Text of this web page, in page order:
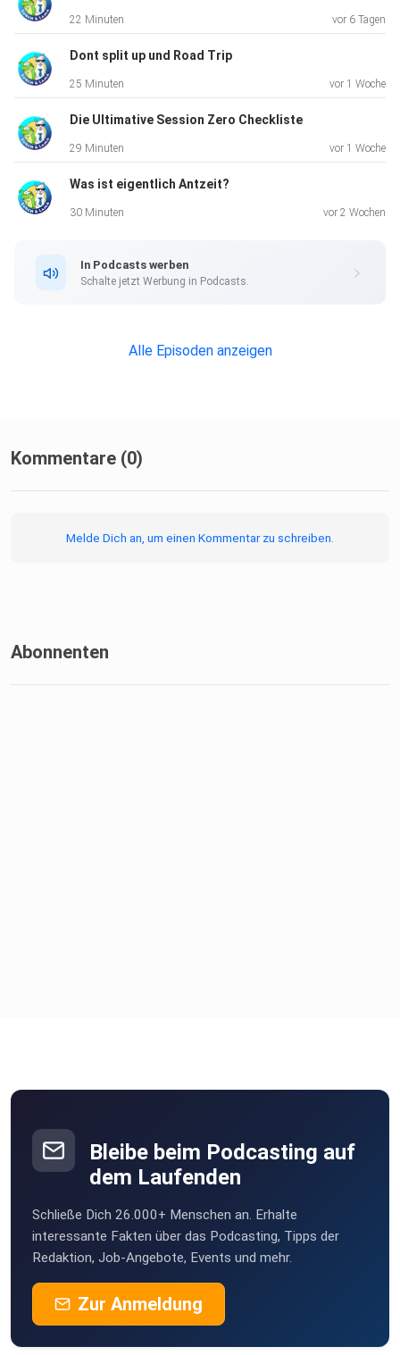
22 Minuten vor 6 Tagen
Dont split up und Road Trip
25 Minuten vor 1 Woche
Die Ultimative Session Zero Checkliste
29 Minuten vor 1 Woche
Was ist eigentlich Antzeit?
30 Minuten vor 2 Wochen
In Podcasts werben
Schalte jetzt Werbung in Podcasts.
Alle Episoden anzeigen
Kommentare (0)
Melde Dich an, um einen Kommentar zu schreiben.
Abonnenten
Bleibe beim Podcasting auf
dem Laufenden
Schließe Dich 26.000+ Menschen an. Erhalte
interessante Fakten über das Podcasting, Tipps der
Redaktion, Job-Angebote, Events und mehr.
Zur Anmeldung